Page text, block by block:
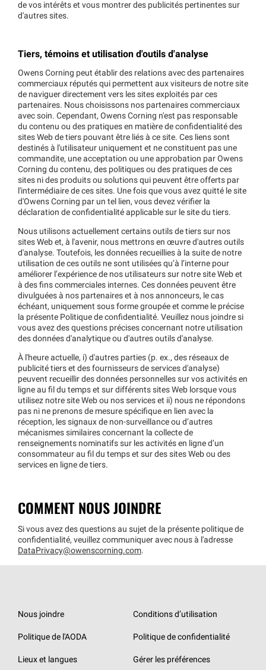
de vos intérêts et vous montrer des publicités pertinentes sur
d'autres sites.
Tiers, témoins et utilisation d'outils d'analyse
Owens Corning peut établir des relations avec des partenaires
commerciaux réputés qui permettent aux visiteurs de notre site
de naviguer directement vers les sites exploités par ces
partenaires. Nous choisissons nos partenaires commerciaux
avec soin. Cependant, Owens Corning n'est pas responsable
du contenu ou des pratiques en matière de confidentialité des
sites Web de tiers pouvant être liés à ce site. Ces liens sont
destinés à l'utilisateur uniquement et ne constituent pas une
commandite, une acceptation ou une approbation par Owens
Corning du contenu, des politiques ou des pratiques de ces
sites ni des produits ou solutions qui peuvent être offerts par
l'intermédiaire de ces sites. Une fois que vous avez quitté le site
d'Owens Corning par un tel lien, vous devez vérifier la
déclaration de confidentialité applicable sur le site du tiers.
Nous utilisons actuellement certains outils de tiers sur nos
sites Web et, à l'avenir, nous mettrons en œuvre d'autres outils
d'analyse. Toutefois, les données recueillies à la suite de notre
utilisation de ces outils ne sont utilisées qu’à l’interne pour
améliorer l’expérience de nos utilisateurs sur notre site Web et
à des fins commerciales internes. Ces données peuvent être
divulguées à nos partenaires et à nos annonceurs, le cas
échéant, uniquement sous forme groupée et comme le précise
la présente Politique de confidentialité. Veuillez nous joindre si
vous avez des questions précises concernant notre utilisation
des données d'analytique ou d'autres outils d'analyse.
À l'heure actuelle, i) d'autres parties (p. ex., des réseaux de
publicité tiers et des fournisseurs de services d'analyse)
peuvent recueillir des données personnelles sur vos activités en
ligne au fil du temps et sur différents sites Web lorsque vous
utilisez notre site Web ou nos services et ii) nous ne répondons
pas ni ne prenons de mesure spécifique en lien avec la
réception, les signaux de non-surveillance ou d’autres
mécanismes similaires concernant la collecte de
renseignements nominatifs sur les activités en ligne d’un
consommateur au fil du temps et sur des sites Web ou des
services en ligne de tiers.
COMMENT NOUS JOINDRE
Si vous avez des questions au sujet de la présente politique de
confidentialité, veuillez communiquer avec nous à l'adresse
DataPrivacy@owenscorning.com.
Nous joindre
Politique de l'AODA
Lieux et langues
Conditions d’utilisation
Politique de confidentialité
Gérer les préférences